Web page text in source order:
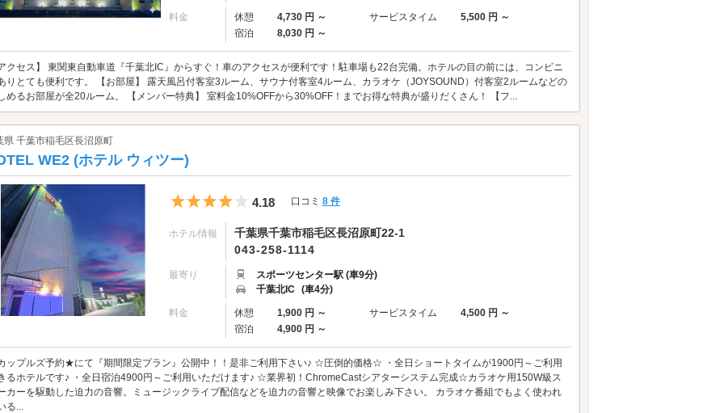
料金 休憩 4,730 円 ～ サービスタイム
5,500 円 ～
宿泊
8,030 円 ～
クセス】 東関東自動車道『千葉北IC』からすぐ！車のアクセスが便利です！駐車場も22台完備。ホテルの目の前には、コンビニ
りとても便利です。 【お部屋】 露天風呂付客室3ルーム、サウナ付客室4ルーム、カラオケ（JOYSOUND）付客室2ルームなどの
めるお部屋が全20ルーム。 【メンバー特典】 室料金10%OFFから30%OFF！までお得な特典が盛りだくさん！ 【フ...
県 千葉市稲毛区長沼原町
WE2 (ホテル ウィツー)
5つ星のうち4
4.18 口コミ 8 件
ホテル情報
千葉県千葉市稲毛区長沼原町22-1
043-258-1114
最寄り
スポーツセンター駅 (車9分)
千葉北IC (車4分)
料金 休憩 1,900 円 ～ サービスタイム
4,500 円 ～
宿泊
4,900 円 ～
ップルズ予約★にて『期間限定プラン』公開中！！是非ご利用下さい♪ ☆圧倒的価格☆ ・全日ショートタイムが1900円～ご利用
るホテルです♪ ・全日宿泊4900円～ご利用いただけます♪ ☆業界初！ChromeCastシアターシステム完成☆カラオケ用150W級ス
カーを駆動した迫力の音響。ミュージックライブ配信などを迫力の音響と映像でお楽しみ下さい。 カラオケ番組でもよく使われ
る...